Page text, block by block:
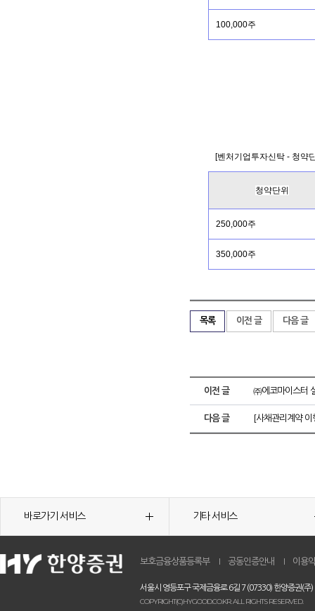
100,000주
[벤처기업투자신탁 - 청약
청약단위
250,000주
350,000주
목록 이전 글 다음 글
이전 글 ㈜에코마이스터
다음 글 [사채관리계약
바로가기 서비스 기타 서비스
보호금융상품등록부 공동인증안내 이용
서울시 영등포구 국제금융로 6길 7 (07330) 한양증권(주)
COPYRIGHT(C)HYGOOD.CO.KR. ALL RIGHTS RESERVED.